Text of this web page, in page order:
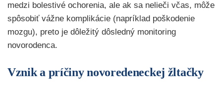
medzi bolestivé ochorenia, ale ak sa nelieči včas, môže
spôsobiť vážne komplikácie (napríklad poškodenie
mozgu), preto je dôležitý dôsledný monitoring
novorodenca.
Vznik a príčiny novoredeneckej žltačky